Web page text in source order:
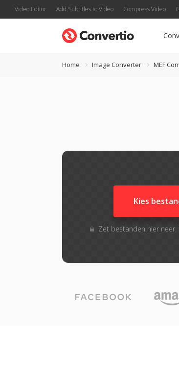
Video Editor Add Subtitles to Video Compress Video
Home Image Converter MEF
Kies
Zet bestanden hier